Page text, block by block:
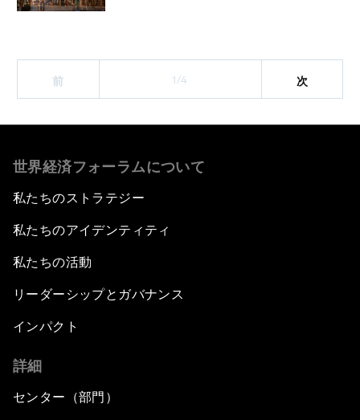
前 1/4 次
世界経済フォーラムについて
私たちのストラテジー
私たちのアイデンティティ
私たちの活動
リーダーシップとガバナンス
インパクト
詳細
センター（部門）